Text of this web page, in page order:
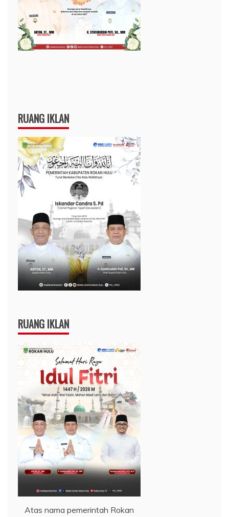
RUANG IKLAN
RUANG IKLAN
Atas nama pemerintah Rokan